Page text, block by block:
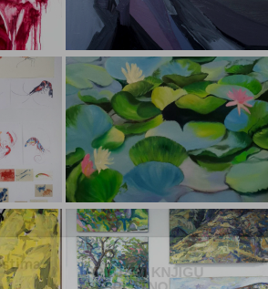
PREUZMI KNJIGU
BESPLATNO
Dizajn kostima je više od